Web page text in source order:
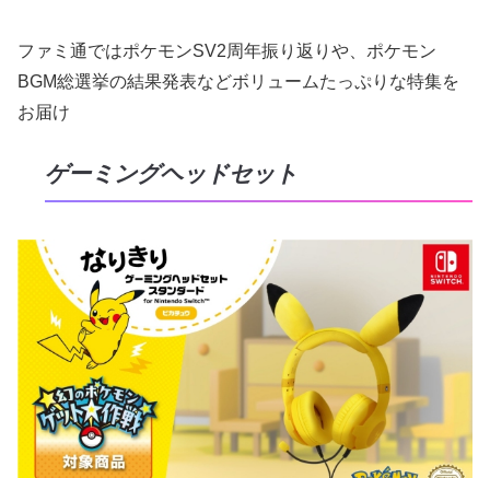
ファミ通ではポケモンSV2周年振り返りや、ポケモン
BGM総選挙の結果発表などボリュームたっぷりな特集を
お届け
ゲーミングヘッドセット